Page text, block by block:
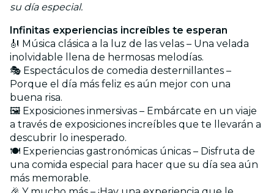
su día especial.
Infinitas experiencias increíbles te esperan
🎻 Música clásica a la luz de las velas – Una velada
inolvidable llena de hermosas melodías.
🎭 Espectáculos de comedia desternillantes –
Porque el día más feliz es aún mejor con una
buena risa.
🖼️ Exposiciones inmersivas – Embárcate en un viaje
a través de exposiciones increíbles que te llevarán a
descubrir lo inesperado.
🍽️ Experiencias gastronómicas únicas – Disfruta de
una comida especial para hacer que su día sea aún
más memorable.